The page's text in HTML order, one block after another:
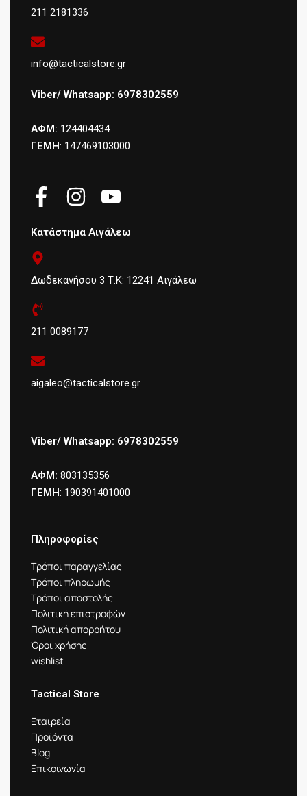
211 2181336
info@tacticalstore.gr
Viber/ Whatsapp: 6978302559
ΑΦΜ: 124404434
ΓΕΜΗ: 147469103000
Κατάστημα Αιγάλεω
Δωδεκανήσου 3 Τ.Κ: 12241 Αιγάλεω
211 0089177
aigaleo@tacticalstore.gr
Viber/ Whatsapp: 6978302559
ΑΦΜ: 803135356
ΓΕΜΗ: 190391401000
Πληροφορίες
Τρόποι παραγγελίας
Τρόποι πληρωμής
Τρόποι αποστολής
Πολιτική επιστροφών
Πολιτική απορρήτου
Όροι χρήσης
wishlist
Tactical Store
Εταιρεία
Προϊόντα
Blog
Επικοινωνία